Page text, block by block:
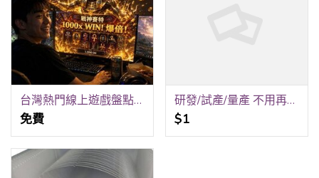
台灣熱門線上遊戲盤點，從高強度排位到極速紓壓
免費
研發/試產/量產 不用再跑五家！銳隆光電一站式全包
$1